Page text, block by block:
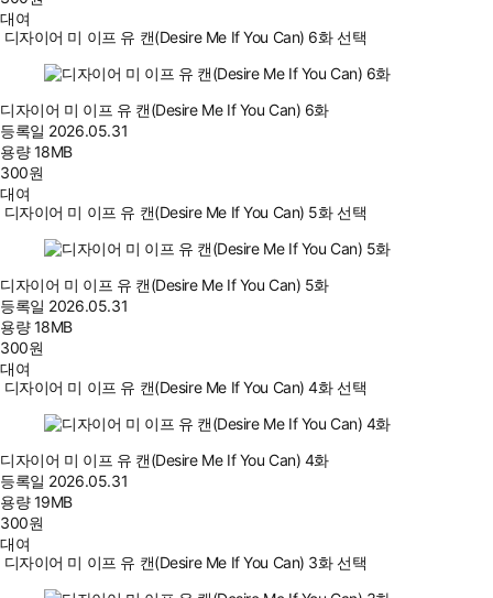
대여
디자이어 미 이프 유 캔(Desire Me If You Can) 6화 선택
디자이어 미 이프 유 캔(Desire Me If You Can) 6화
등록일 2026.05.31
용량18MB
300원
대여
디자이어 미 이프 유 캔(Desire Me If You Can) 5화 선택
디자이어 미 이프 유 캔(Desire Me If You Can) 5화
등록일 2026.05.31
용량18MB
300원
대여
디자이어 미 이프 유 캔(Desire Me If You Can) 4화 선택
디자이어 미 이프 유 캔(Desire Me If You Can) 4화
등록일 2026.05.31
용량19MB
300원
대여
디자이어 미 이프 유 캔(Desire Me If You Can) 3화 선택